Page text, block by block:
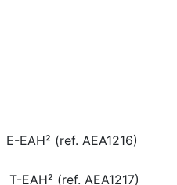
E-EAH² (ref. AEA1216)
T-EAH² (ref. AEA1217)